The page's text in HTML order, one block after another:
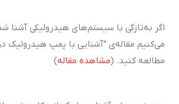
اگر به‌تازگی با سیستم‌های هیدرولیکی آشنا
مطالعه کنید. (مشاهده مقاله)